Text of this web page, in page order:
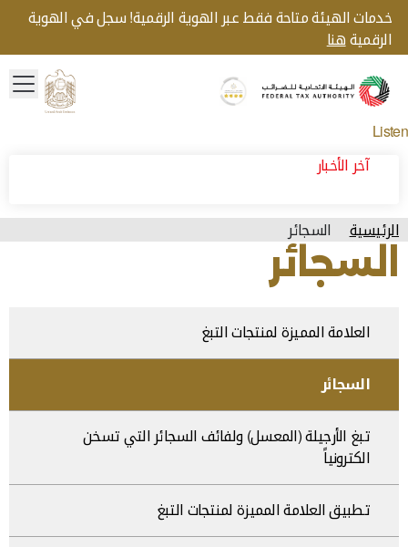
خدمات الهيئة متاحة فقط عبر الهوية الرقمية! سجل في الهوية
الرقميةهنا
Logo
Gold star Logo
Listen
آخر الأخبار
الرئيسية السجائر
السجائر
العلامة المميزة لمنتجات التبغ
السجائر
تبغ الأرجيلة (المعسل) ولفائف السجائر التي تسخن
الكترونياً
تطبيق العلامة المميزة لمنتجات التبغ